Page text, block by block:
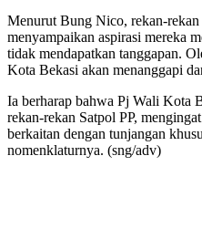
Menurut Bung Nico, rekan-
menyampaikan aspirasi mereka
tidak mendapatkan tanggapan.
Kota Bekasi akan menanggapi
Ia berharap bahwa Pj Wali Kota
rekan-rekan Satpol PP,
berkaitan dengan tunjangan
nomenklaturnya. (sng/adv)